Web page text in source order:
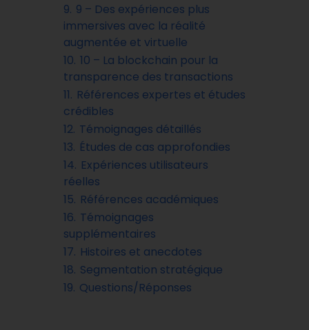
9. 9 – Des expériences plus
immersives avec la réalité
augmentée et virtuelle
10. 10 – La blockchain pour la
transparence des transactions
11. Références expertes et études
crédibles
12. Témoignages détaillés
13. Études de cas approfondies
14. Expériences utilisateurs
réelles
15. Références académiques
16. Témoignages
supplémentaires
17. Histoires et anecdotes
18. Segmentation stratégique
19. Questions/Réponses